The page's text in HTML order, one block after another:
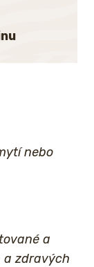
nebo
a
a zdravých